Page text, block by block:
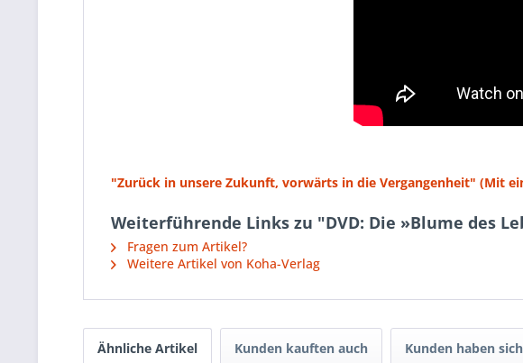
"Zurück in unsere Zukunft, vorwärts in die Vergangenheit" (Mit
Weiterführende Links zu "DVD: Die »Blume des
Fragen zum Artikel?
Weitere Artikel von Koha-Verlag
Ähnliche Artikel Kunden kauften auch Kunden haben